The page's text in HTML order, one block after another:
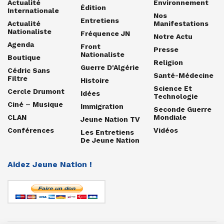
Actualité
Internationale
Actualité
Nationaliste
Agenda
Boutique
Cédric Sans
Filtre
Cercle Drumont
Ciné – Musique
CLAN
Conférences
Édition
Entretiens
Fréquence JN
Front
Nationaliste
Guerre D'Algérie
Histoire
Idées
Immigration
Jeune Nation TV
Les Entretiens
De Jeune Nation
Environnement
Nos
Manifestations
Notre Actu
Presse
Religion
Santé-Médecine
Science Et
Technologie
Seconde Guerre
Mondiale
Vidéos
Aidez Jeune Nation !